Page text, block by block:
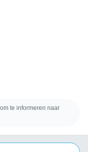
te informeren naar